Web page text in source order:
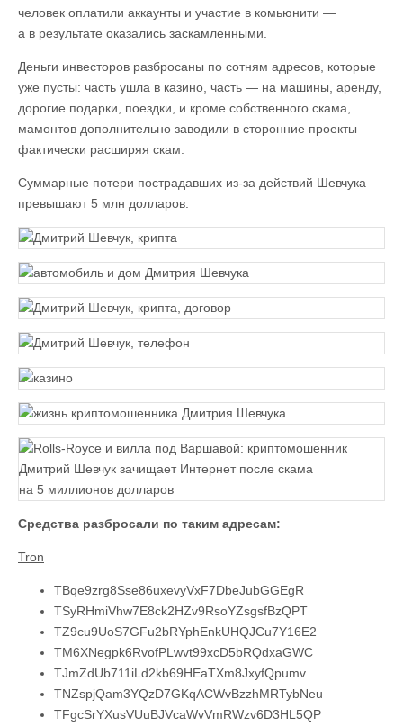
человек оплатили аккаунты и участие в комьюнити —
а в результате оказались заскамленными.
Деньги инвесторов разбросаны по сотням адресов, которые
уже пусты: часть ушла в казино, часть — на машины, аренду,
дорогие подарки, поездки, и кроме собственного скама,
мамонтов дополнительно заводили в сторонние проекты —
фактически расширяя скам.
Суммарные потери пострадавших из-за действий Шевчука
превышают 5 млн долларов.
Средства разбросали по таким адресам:
Tron
TBqe9zrg8Sse86uxevyVxF7DbeJubGGEgR
TSyRHmiVhw7E8ck2HZv9RsoYZsgsfBzQPT
TZ9cu9UoS7GFu2bRYphEnkUHQJCu7Y16E2
TM6XNegpk6RvofPLwvt99xcD5bRQdxaGWC
TJmZdUb711iLd2kb69HEaTXm8JxyfQpumv
TNZspjQam3YQzD7GKqACWvBzzhMRTybNeu
TFgcSrYXusVUuBJVcaWvVmRWzv6D3HL5QP